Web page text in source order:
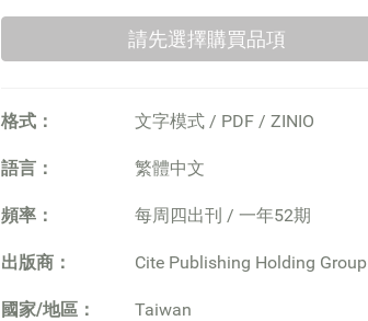
格式： 文字模式 / PDF / ZINIO
語言： 繁體中文
頻率： 每周四出刊 / 一年52期
出版商： Cite Publishing Holding Group
國家/地區： Taiwan